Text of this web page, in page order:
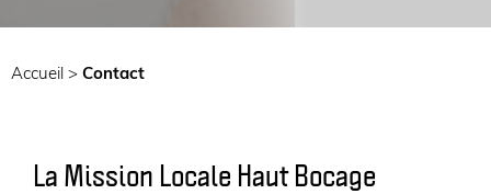
Accueil > Contact
La Mission Locale Haut Bocage